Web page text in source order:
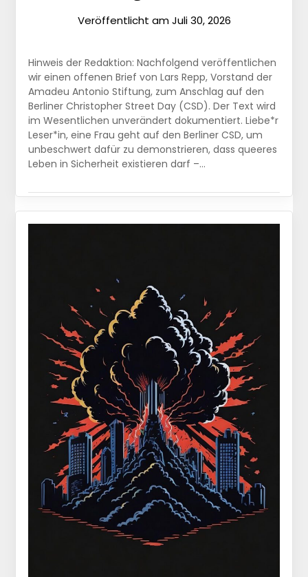
Veröffentlicht amJuli 30, 2026
Hinweis der Redaktion: Nachfolgend veröffentlichen
wir einen offenen Brief von Lars Repp, Vorstand der
Amadeu Antonio Stiftung, zum Anschlag auf den
Berliner Christopher Street Day (CSD). Der Text wird
im Wesentlichen unverändert dokumentiert. Liebe*r
Leser*in, eine Frau geht auf den Berliner CSD, um
unbeschwert dafür zu demonstrieren, dass queeres
Leben in Sicherheit existieren darf –…